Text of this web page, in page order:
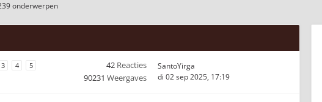
onderwerpen
3 4 5 42 Reacties
90231 Weergaves
SantoYirga
di 02 sep 2025, 17:19